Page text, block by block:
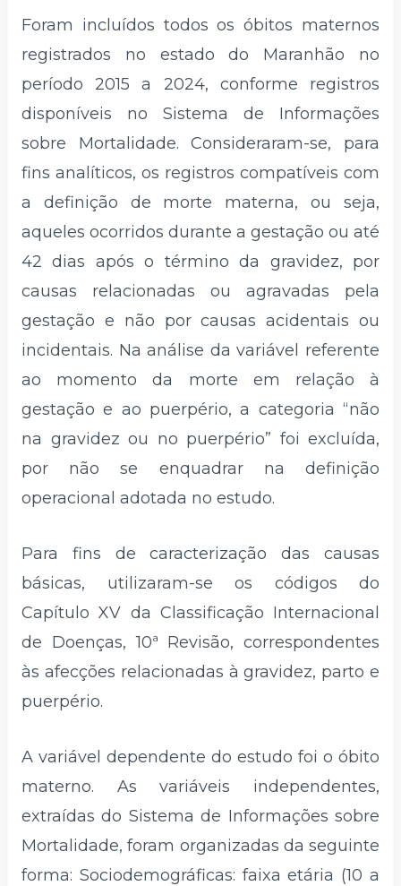
Foram incluídos todos os óbitos maternos
registrados no estado do Maranhão no
período 2015 a 2024, conforme registros
disponíveis no Sistema de Informações
sobre Mortalidade. Consideraram-se, para
fins analíticos, os registros compatíveis com
a definição de morte materna, ou seja,
aqueles ocorridos durante a gestação ou até
42 dias após o término da gravidez, por
causas relacionadas ou agravadas pela
gestação e não por causas acidentais ou
incidentais. Na análise da variável referente
ao momento da morte em relação à
gestação e ao puerpério, a categoria “não
na gravidez ou no puerpério” foi excluída,
por não se enquadrar na definição
operacional adotada no estudo.
Para fins de caracterização das causas
básicas, utilizaram-se os códigos do
Capítulo XV da Classificação Internacional
de Doenças, 10ª Revisão, correspondentes
às afecções relacionadas à gravidez, parto e
puerpério.
A variável dependente do estudo foi o óbito
materno. As variáveis independentes,
extraídas do Sistema de Informações sobre
Mortalidade, foram organizadas da seguinte
forma: Sociodemográficas: faixa etária (10 a